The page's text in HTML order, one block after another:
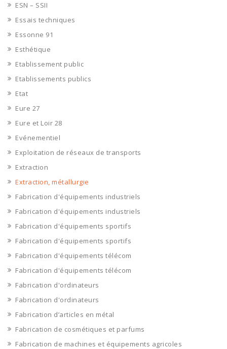
ESN – SSII
Essais techniques
Essonne 91
Esthétique
Etablissement public
Etablissements publics
Etat
Eure 27
Eure et Loir 28
Evénementiel
Exploitation de réseaux de transports
Extraction
Extraction, métallurgie
Fabrication d'équipements industriels
Fabrication d'équipements industriels
Fabrication d'équipements sportifs
Fabrication d'équipements sportifs
Fabrication d'équipements télécom
Fabrication d'équipements télécom
Fabrication d'ordinateurs
Fabrication d'ordinateurs
Fabrication d’articles en métal
Fabrication de cosmétiques et parfums
Fabrication de machines et équipements agricoles